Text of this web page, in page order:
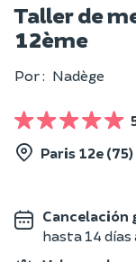
Taller de
12ème
Por : Nadège
Paris 12e (75)
Cancelación
hasta 14 días